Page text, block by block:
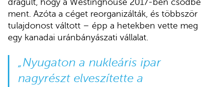
drágult, hogy a Westinghouse 2017-ben csődbe
ment. Azóta a céget reorganizálták, és többször
tulajdonost váltott – épp a hetekben vette meg
egy kanadai uránbányászati vállalat.
„Nyugaton a nukleáris ipar
nagyrészt elveszítette a